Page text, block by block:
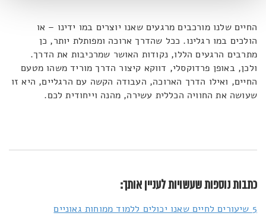
החיים שלנו מורכבים מרגעים שאנו יוצרים במו ידינו – או
הולכים במו רגלינו. ככל שהדרך ארוכה ומפותלת יותר, כן
מתרבים הרגעים הללו, נקודות האושר שמרכיבות את הדרך.
ולכן, באופן פרדוקסלי, דווקא קיצור הדרך מוריד משהו מטעם
החיים, ואילו הדרך הארוכה, העבודה הקשה עם הרגליים, היא זו
שעושה את החוויה הכללית עשירה, מהנה וייחודית לכם.
כתבות נוספות שעשויות לעניין אותך:
5 שיעורים לחיים שאנו יכולים ללמוד ממוחות גאוניים